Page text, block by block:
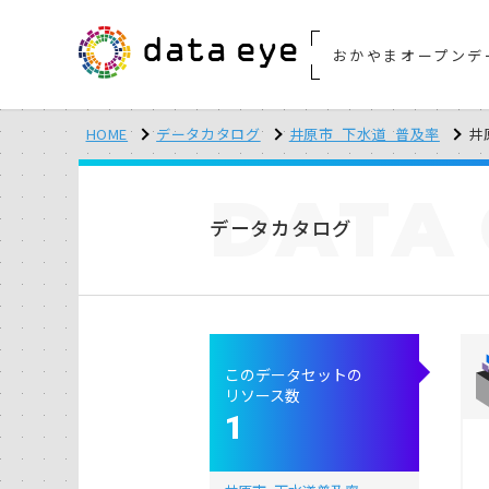
おかやまオープン
HOME データカタログ 井原市_下水道_普及率 井
データカタログ
DATA
このデータセットの
リソース数
1